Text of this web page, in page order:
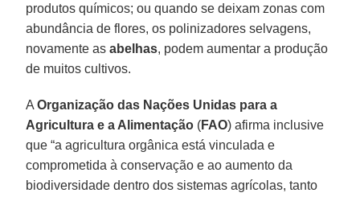
produtos químicos; ou quando se deixam zonas com
abundância de flores, os polinizadores selvagens,
novamente as abelhas, podem aumentar a produção
de muitos cultivos.
AOrganização das Nações Unidas para a
Agricultura e a Alimentação (FAO) afirma inclusive
que “a agricultura orgânica está vinculada e
comprometida à conservação e ao aumento da
biodiversidade dentro dos sistemas agrícolas, tanto